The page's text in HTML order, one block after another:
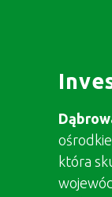
która